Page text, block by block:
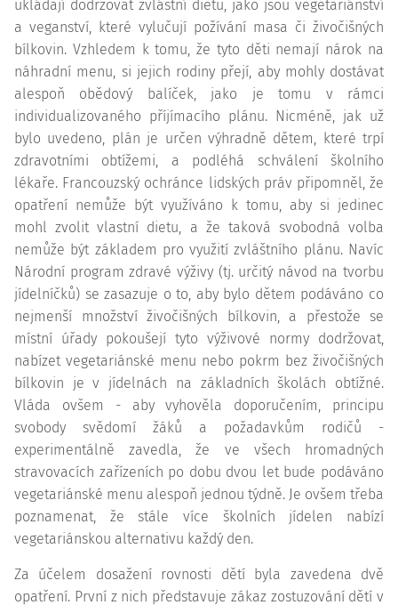
ukládají dodržovat zvláštní dietu, jako jsou vegetariánství
a veganství, které vylučují požívání masa či živočišných
bílkovin. Vzhledem k tomu, že tyto děti nemají nárok na
náhradní menu, si jejich rodiny přejí, aby mohly dostávat
alespoň obědový balíček, jako je tomu v rámci
individualizovaného příjímacího plánu. Nicméně, jak už
bylo uvedeno, plán je určen výhradně dětem, které trpí
zdravotními obtížemi, a podléhá schválení školního
lékaře. Francouzský ochránce lidských práv připomněl, že
opatření nemůže být využíváno k tomu, aby si jedinec
mohl zvolit vlastní dietu, a že taková svobodná volba
nemůže být základem pro využití zvláštního plánu. Navíc
Národní program zdravé výživy (tj. určitý návod na tvorbu
jídelníčků) se zasazuje o to, aby bylo dětem podáváno co
nejmenší množství živočišných bílkovin, a přestože se
místní úřady pokoušejí tyto výživové normy dodržovat,
nabízet vegetariánské menu nebo pokrm bez živočišných
bílkovin je v jídelnách na základních školách obtížné.
Vláda ovšem - aby vyhověla doporučením, principu
svobody svědomí žáků a požadavkům rodičů -
experimentálně zavedla, že ve všech hromadných
stravovacích zařízeních po dobu dvou let bude podáváno
vegetariánské menu alespoň jednou týdně. Je ovšem třeba
poznamenat, že stále více školních jídelen nabízí
vegetariánskou alternativu každý den.
Za účelem dosažení rovnosti dětí byla zavedena dvě
opatření. První z nich představuje zákaz zostuzování dětí v